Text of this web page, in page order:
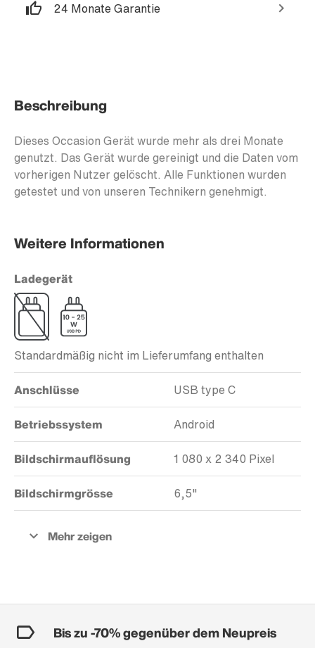
24 Monate Garantie
Beschreibung
Dieses Occasion Gerät wurde mehr als drei Monate
genutzt. Das Gerät wurde gereinigt und die Daten vom
vorherigen Nutzer gelöscht. Alle Funktionen wurden
getestet und von unseren Technikern genehmigt.
Weitere Informationen
Ladegerät
Standardmäßig nicht im Lieferumfang enthalten
Anschlüsse USB type C
Betriebssystem Android
Bildschirmauflösung 1 080 x 2 340 Pixel
Bildschirmgrösse 6,5"
Bis zu -70% gegenüber dem Neupreis